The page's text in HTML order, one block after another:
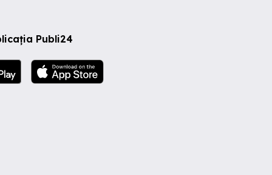
Publi24